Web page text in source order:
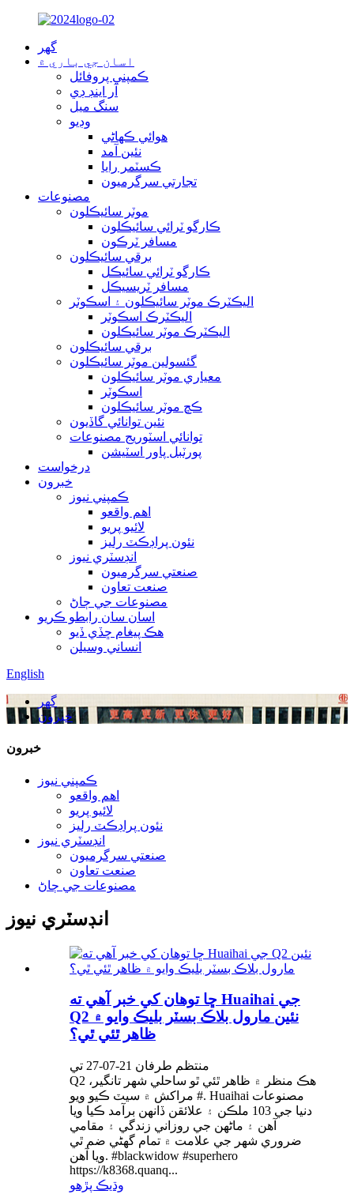
گهر
اسان جي باري ۾
ڪمپني پروفائل
آر اينڊ ڊي
سنگ ميل
وڊيو
هوائي ڪهاڻي
نئين آمد
ڪسٽمر رايا
تجارتي سرگرميون
مصنوعات
موٽر سائيڪلون
ڪارگو ٽرائي سائيڪلون
مسافر ٽرڪون
برقي سائيڪلون
ڪارگو ٽرائي سائيڪل
مسافر ٽريسيڪل
اليڪٽرڪ موٽر سائيڪلون ۽ اسڪوٽر
اليڪٽرڪ اسڪوٽر
اليڪٽرڪ موٽر سائيڪلون
برقي سائيڪلون
گئسولين موٽر سائيڪلون
معياري موٽر سائيڪلون
اسڪوٽر
ڪڇ موٽر سائيڪلون
نئين توانائي گاڏيون
توانائي اسٽوريج مصنوعات
پورٽبل پاور اسٽيشن
درخواست
خبرون
ڪمپني نيوز
اهم واقعو
لائيو پريو
نئون پراڊڪٽ رليز
انڊسٽري نيوز
صنعتي سرگرميون
صنعت تعاون
مصنوعات جي ڄاڻ
اسان سان رابطو ڪريو
هڪ پيغام ڇڏي ڏيو
انساني وسيلن
English
گهر
خبرون
خبرون
ڪمپني نيوز
اهم واقعو
لائيو پريو
نئون پراڊڪٽ رليز
انڊسٽري نيوز
صنعتي سرگرميون
صنعت تعاون
مصنوعات جي ڄاڻ
انڊسٽري نيوز
ڇا توهان کي خبر آهي ته Huaihai جي
Q2 نئين مارول بلاڪ بسٽر بليڪ وايو ۾
ظاهر ٿئي ٿي؟
منتظم طرفان 21-07-27 تي
Q2 هڪ منظر ۾ ظاهر ٿئي ٿو ساحلي شهر تانگير،
# مراکش ۾ سيٽ ڪيو ويو. Huaihai مصنوعات
دنيا جي 103 ملڪن ۽ علائقن ڏانهن برآمد ڪيا ويا
آهن ۽ ماڻهن جي روزاني زندگي ۽ مقامي
ضروري شهر جي علامت ۾ تمام گهڻي ضم ٿي
ويا آهن. #blackwidow #superhero
https://k8368.quanq...
وڌيڪ پڙهو